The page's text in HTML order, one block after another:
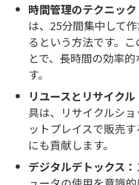
時間管理のテクニック
は、25分間集中して
るという方法です。
とで、長時間の効率
す。
リユースとリサイクル
具は、リサイクルシ
ットプレイスで販売
にも貢献します。
デジタルデトックス：